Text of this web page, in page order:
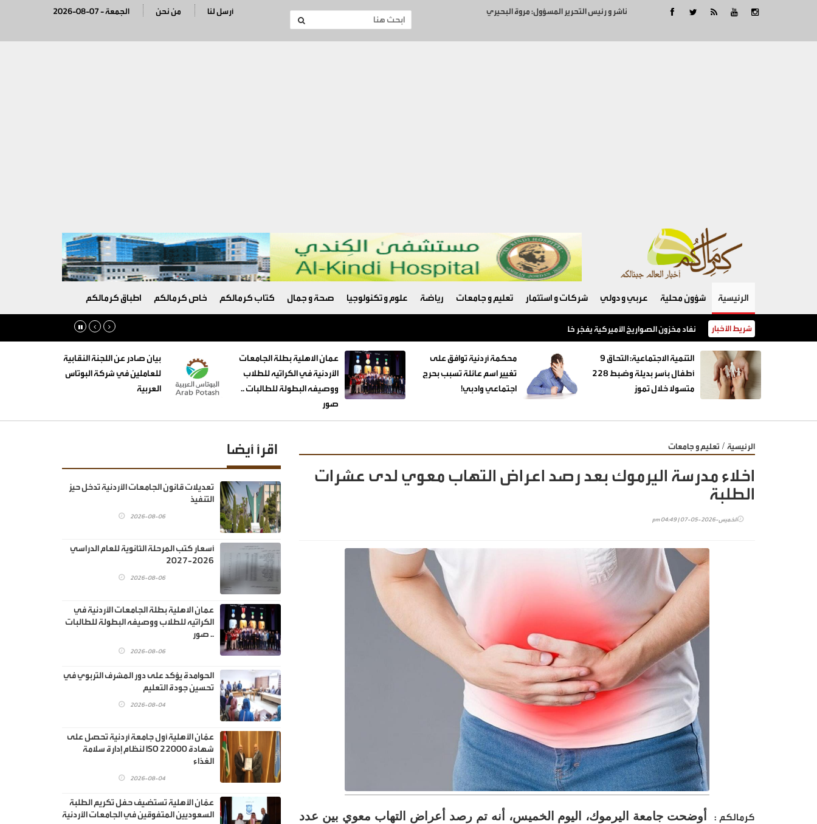
ناشر و رئيس التحرير المسؤول: مروة البحيري 2026-08-07 - الجمعة من نحن أرسل لنا
الرئيسية شؤون محلية عربي و دولي شركات و استثمار تعليم و جامعات رياضة علوم و تكنولوجيا صحة و جمال كتاب كرمالكم خاص كرمالكم اطباق كرمالكم
شريط الأخبار نفاد مخزون الصواريخ الأميركية يفجّر خلافًا بين ترامب والبنتاغون
‏التنمية الاجتماعية: التحاق 9
أطفال بأسر بديلة وضبط 228
متسولا خلال تموز
محكمة أردنية توافق على
تغيير اسم عائلة تسبب بحرج
اجتماعي وادبي!
عمان الاهلية بطلة الجامعات
الأردنية في الكراتيه للطلاب
ووصيفه البطولة للطالبات ..
صور
بيان صادر عن اللجنة النقابية
للعاملين في شركة البوتاس
العربية
الرئيسية / تعليم و جامعات
اخلاء مدرسة اليرموك بعد رصد اعراض التهاب معوي لدى عشرات
الطلبة
الخميس-2026-05-07 | 04:49 pm
كرمالكم :
أوضحت جامعة اليرموك، اليوم الخميس، أنه تم رصد أعراض التهاب معوي بين عدد
اقرأ أيضا
تعديلات قانون الجامعات الأردنية تدخل حيز
التنفيذ
2026-08-06
أسعار كتب المرحلة الثانوية للعام الدراسي
2026-2027
2026-08-06
عمان الاهلية بطلة الجامعات الأردنية في
الكراتيه للطلاب ووصيفه البطولة للطالبات
.. صور
2026-08-06
الحوامدة يؤكد على دور المشرف التربوي في
تحسين جودة التعليم
2026-08-04
عمّان الأهلية أول جامعة أردنية تحصل على
شهادة ISO 22000 لنظام إدارة سلامة
الغذاء
2026-08-04
عمّان الأهلية تستضيف حفل تكريم الطلبة
السعوديين المتفوقين في الجامعات الأردنية